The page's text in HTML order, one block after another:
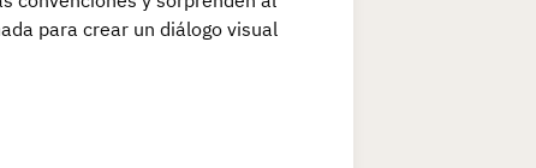
para crear un diálogo visual